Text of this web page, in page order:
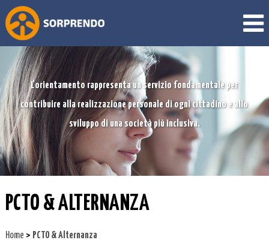
L'orientamento rappresenta un servizio fondamentale per
contribuire alla realizzazione personale di ogni cittadino e allo
sviluppo di una società più inclusiva.
PCTO & ALTERNANZA
Home > PCTO & Alternanza